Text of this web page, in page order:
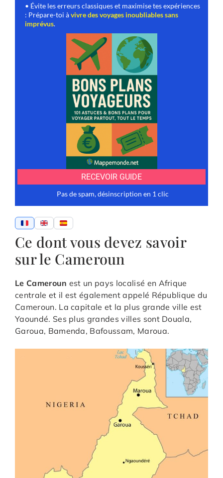
Ce dont vous devez savoir
sur le Cameroun
Le Cameroun est un pays localisé en Afrique
centrale et il est également appelé République du
Cameroun. La capitale et la plus grande ville est
Yaoundé. Ses plus grandes villes sont Douala,
Garoua, Bamenda, Bafoussam, Maroua.